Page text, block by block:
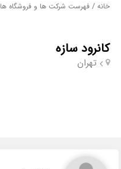
خانه /فهرست شرکت ها و فروشگاه ها
کانرود سازه
تهران